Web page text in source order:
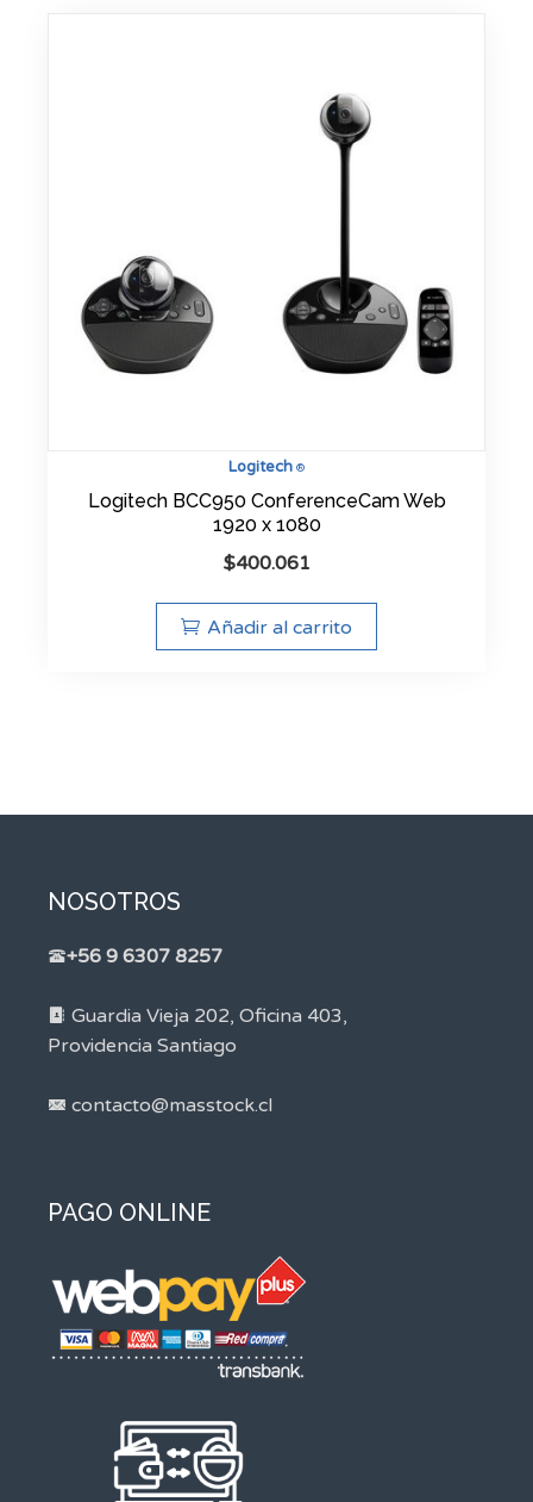
Logitech ®
Logitech BCC950 ConferenceCam Web
1920 x 1080
$400.061
Añadir al carrito
NOSOTROS
+56 9 6307 8257
Guardia Vieja 202, Oficina 403,
Providencia Santiago
contacto@masstock.cl
PAGO ONLINE